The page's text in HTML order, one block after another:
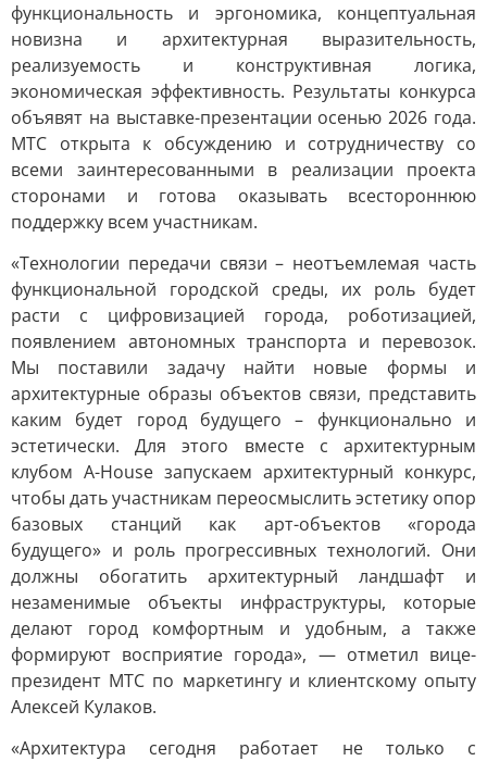
функциональность и эргономика, концептуальная
новизна и архитектурная выразительность,
реализуемость и конструктивная логика,
экономическая эффективность. Результаты конкурса
объявят на выставке-презентации осенью 2026 года.
МТС открыта к обсуждению и сотрудничеству со
всеми заинтересованными в реализации проекта
сторонами и готова оказывать всестороннюю
поддержку всем участникам.
«Технологии передачи связи – неотъемлемая часть
функциональной городской среды, их роль будет
расти с цифровизацией города, роботизацией,
появлением автономных транспорта и перевозок.
Мы поставили задачу найти новые формы и
архитектурные образы объектов связи, представить
каким будет город будущего – функционально и
эстетически. Для этого вместе с архитектурным
клубом A-House запускаем архитектурный конкурс,
чтобы дать участникам переосмыслить эстетику опор
базовых станций как арт-объектов «города
будущего» и роль прогрессивных технологий. Они
должны обогатить архитектурный ландшафт и
незаменимые объекты инфраструктуры, которые
делают город комфортным и удобным, а также
формируют восприятие города», — отметил вице-
президент МТС по маркетингу и клиентскому опыту
Алексей Кулаков.
«Архитектура сегодня работает не только с